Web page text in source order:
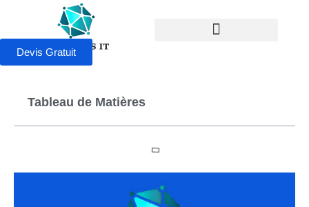
Devis Gratuit
Tableau de Matières